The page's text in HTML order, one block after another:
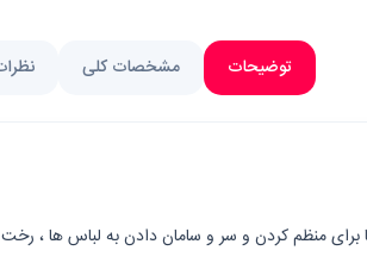
توضیحات مشخصات کلی
برای منظم کردن و سر و سامان دادن به لباس ها